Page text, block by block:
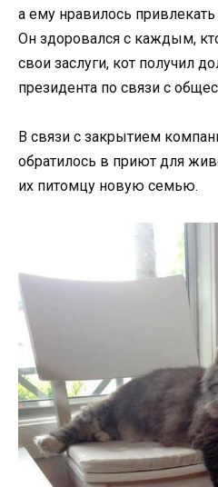
а ему нравилось
Он здоровался с каждым,
свои заслуги, кот получил
президента по связи с
В связи с закрытием
обратилось в приют для
их питомцу новую семью.